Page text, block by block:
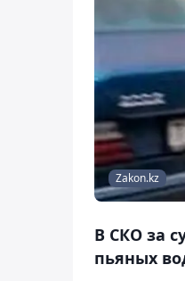
Zakon.kz
В СКО за
пьяных